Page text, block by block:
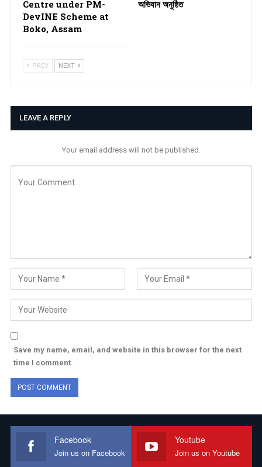
Centre under PM-
DevINE Scheme at
Boko, Assam
অভিযান অনুষ্ঠিত
PREV NEXT
LEAVE A REPLY
Your email address will not be published.
Save my name, email, and website in this browser for the next
time I comment.
Facebook
Join us on Facebook
Youtube
Join us on Youtube